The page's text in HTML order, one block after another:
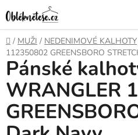
na
obsah
Domů
/ MUŽI / NEDENIMOVÉ KALHOTY
112350802 GREENSBORO
Pánské
WRANGLER